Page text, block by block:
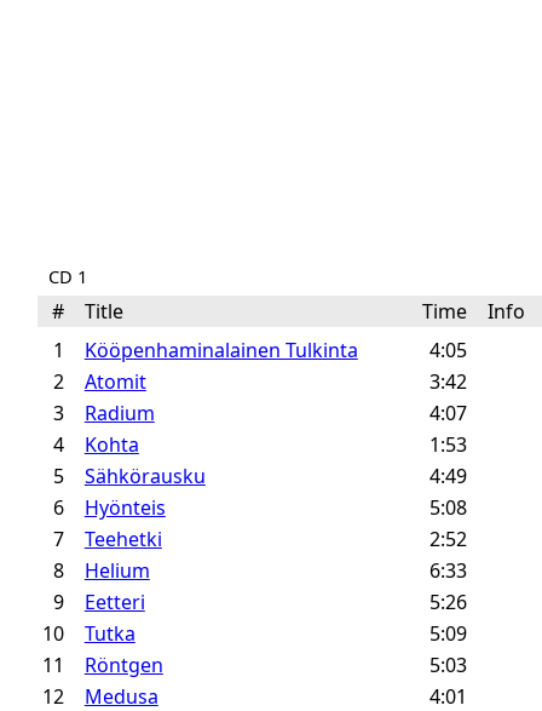
CD 1
# Title Time
Info
1
Kööpenhaminalainen Tulkinta
4:05
2
Atomit
3:42
3
Radium
4:07
4
Kohta
1:53
5
Sähkörausku
4:49
6
Hyönteis
5:08
7
Teehetki
2:52
8
Helium
6:33
9
Eetteri
5:26
10
Tutka
5:09
11
Röntgen
5:03
12
Medusa
4:01